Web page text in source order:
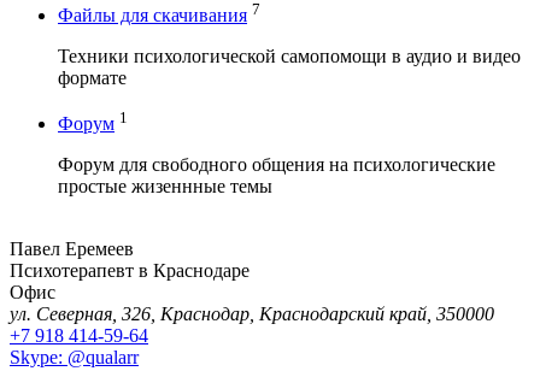
Файлы для скачивания 7
Техники психологической самопомощи в аудио и видео
формате
Форум 1
Форум для свободного общения на психологические
простые жизеннные темы
Павел Еремеев
Психотерапевт в Краснодаре
Офис
ул. Северная, 326, Краснодар, Краснодарский край, 350000
+7 918 414-59-64
Skype: @qualarr